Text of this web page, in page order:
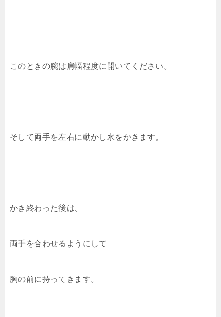
このときの腕は肩幅程度に開いてください。
そして両手を左右に動かし水をかきます。
かき終わった後は、
両手を合わせるようにして
胸の前に持ってきます。